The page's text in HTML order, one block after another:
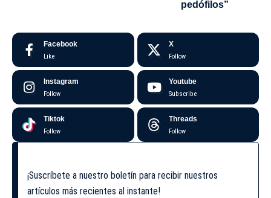
pedófilos”
Facebook
Like
X
Follow
Instagram
Follow
Youtube
Subscribe
Tiktok
Follow
Threads
Follow
¡Suscríbete a nuestro boletín para recibir nuestros
artículos más recientes al instante!